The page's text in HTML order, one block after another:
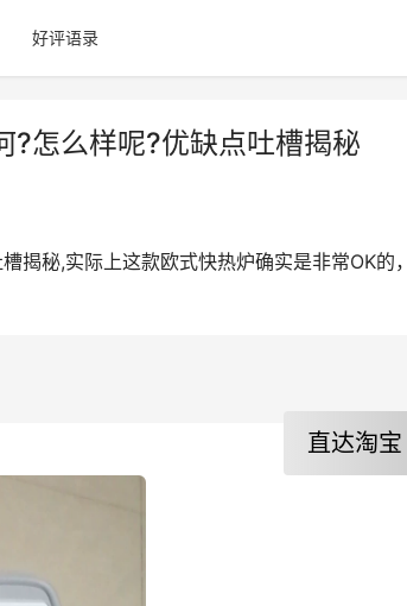
好评语录
?怎么样呢?优缺点吐槽揭秘
揭秘,实际上这款欧式快热炉确实是非常OK的
直达淘宝